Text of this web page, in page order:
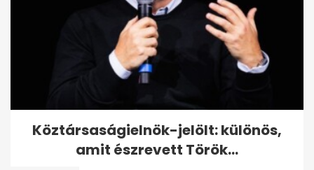
Magyar Székelyföldön
kérdezte fel Orbánt, hogy
miért nem védte...
Köztársaságielnök-jelölt: különös,
amit észrevett Török...